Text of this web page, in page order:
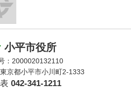
小平市役所
：2000020132110
京都小平市小川町2-1333
042-341-1211